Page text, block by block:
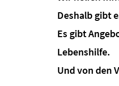
Deshalb gibt
Es gibt
Lebenshilfe.
Und von den